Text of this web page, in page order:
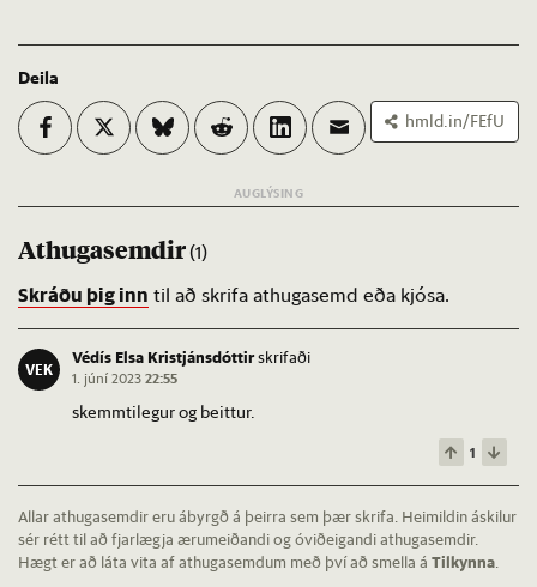
Deila
hmld.in/FEfU
Athugasemdir(1)
Skráðu þig inn til að skrifa athugasemd eða kjósa.
VEK
Védís Elsa Kristjánsdóttirskrifaði
1. júní 202322:55
skemmtilegur og beittur.
1
Allar athugasemdir eru ábyrgð á þeirra sem þær skrifa. Heimildin áskilur
sér rétt til að fjarlægja ærumeiðandi og óviðeigandi athugasemdir.
Hægt er að láta vita af athugasemdum með því að smella á Tilkynna